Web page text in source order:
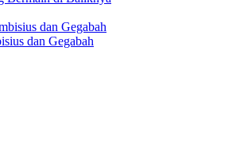
dan Gegabah